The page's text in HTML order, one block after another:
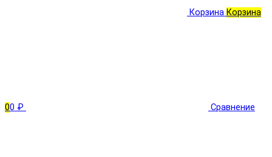
Корзина Корзина
00 ₽ Сравнение